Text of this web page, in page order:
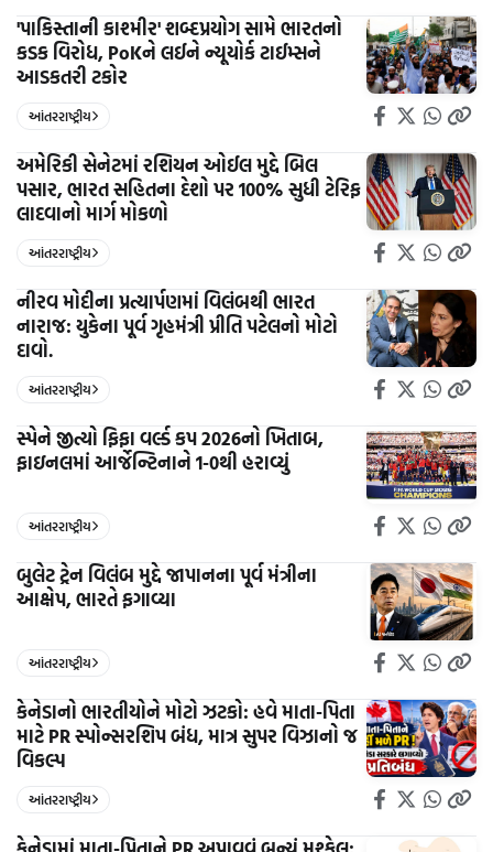
'પાકિસ્તાની કાશ્મીર' શબ્દપ્રયોગ સામે ભારતનો
કડક વિરોધ, PoKને લઈને ન્યૂયોર્ક ટાઈમ્સને
આડકતરી ટકોર
આંતરરાષ્ટ્રીય
અમેરિકી સેનેટમાં રશિયન ઓઈલ મુદ્દે બિલ
પસાર, ભારત સહિતના દેશો પર 100% સુધી ટેરિફ
લાદવાનો માર્ગ મોકળો
આંતરરાષ્ટ્રીય
નીરવ મોદીના પ્રત્યાર્પણમાં વિલંબથી ભારત
નારાજ: યુકેના પૂર્વ ગૃહમંત્રી પ્રીતિ પટેલનો મોટો
દાવો.
આંતરરાષ્ટ્રીય
સ્પેને જીત્યો ફિફા વર્લ્ડ કપ 2026નો ખિતાબ,
ફાઇનલમાં આર્જેન્ટિનાને 1-0થી હરાવ્યું
આંતરરાષ્ટ્રીય
બુલેટ ટ્રેન વિલંબ મુદ્દે જાપાનના પૂર્વ મંત્રીના
આક્ષેપ, ભારતે ફગાવ્યા
આંતરરાષ્ટ્રીય
કેનેડાનો ભારતીયોને મોટો ઝટકો: હવે માતા-પિતા
માટે PR સ્પોન્સરશિપ બંધ, માત્ર સુપર વિઝાનો જ
વિકલ્પ
આંતરરાષ્ટ્રીય